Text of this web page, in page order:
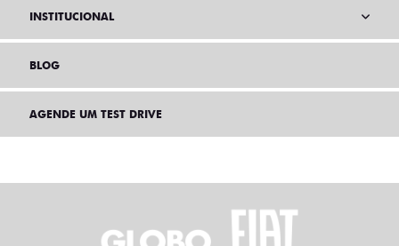
INSTITUCIONAL
BLOG
AGENDE UM TEST DRIVE